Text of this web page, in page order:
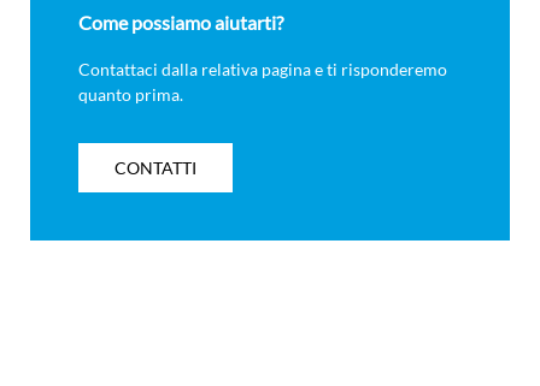
Come possiamo aiutarti?
Contattaci dalla relativa pagina e ti risponderemo
quanto prima.
CONTATTI